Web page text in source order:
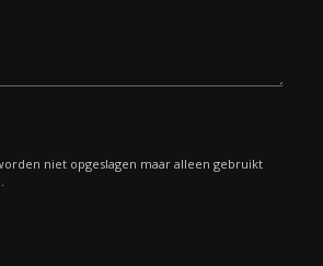
niet opgeslagen maar alleen gebruikt